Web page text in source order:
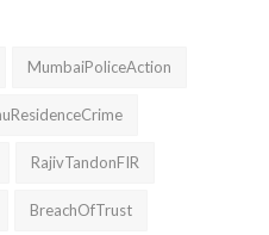
MumbaiPoliceAction
RajivTandonFIR
BreachOfTrust